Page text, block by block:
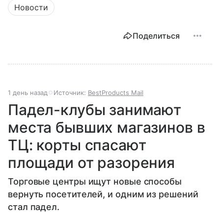
Новости
Поделиться
1 день назад Источник: BestProducts Mail
Падел-клубы занимают
места бывших магазинов в
ТЦ: корты спасают
площади от разорения
Торговые центры ищут новые способы
вернуть посетителей, и одним из решений
стал падел.